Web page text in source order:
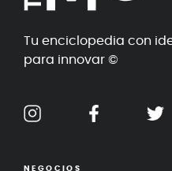
Tu enciclopedia con
para innovar ©
NEGOCIOS